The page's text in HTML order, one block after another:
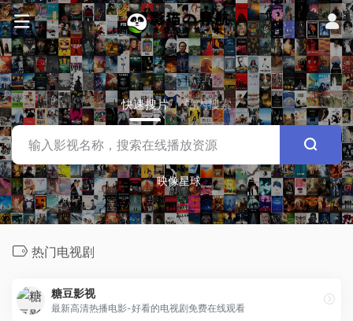
快速搜片 站内搜索
映像星球
热门电视剧
糖豆影视
最新高清热播电影-好看的电视剧免费在线观看